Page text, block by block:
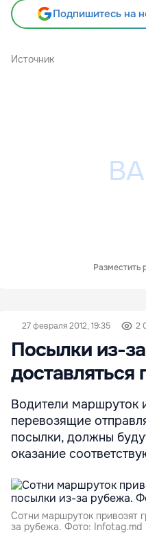
Подпишитесь на
Источник
Разместить
27 февраля 2012, 19:35 2
Посылки из-
доставляться
Водители маршруток
перевозящие
посылки, должны
оказание
Сотни маршруток привозят
за рубежа. Фото: Infotag.md